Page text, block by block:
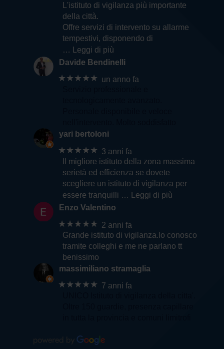
L'istituto di vigilanza più importante
della città.
Offre servizi di intervento su allarme
tempestivi, disponendo di
… Leggi di più
Davide Bendinelli
★★★★★ un anno fa
yari bertoloni
★★★★★ 3 anni fa
Il migliore istituto della zona massima
serietà ed efficienza se dovete
scegliere un istituto di vigilanza per
essere tranquilli … Leggi di più
Enzo Valentino
★★★★★ 2 anni fa
Grande istituto di vigilanza.lo conosco
tramite colleghi e me ne parlano tt
benissimo
massimiliano stramaglia
★★★★★ 7 anni fa